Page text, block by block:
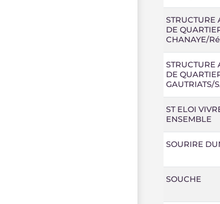
STRUCTURE
DE
CHANAYE/
STRUCTURE
DE
GAUTRIATS/
ST ELOI
ENSEMBLE
SOURIRE
SOUCHE